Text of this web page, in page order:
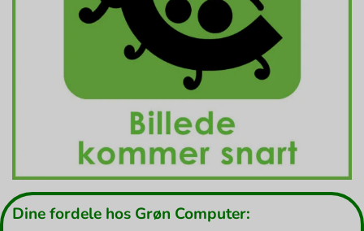
Dine fordele hos Grøn Computer: